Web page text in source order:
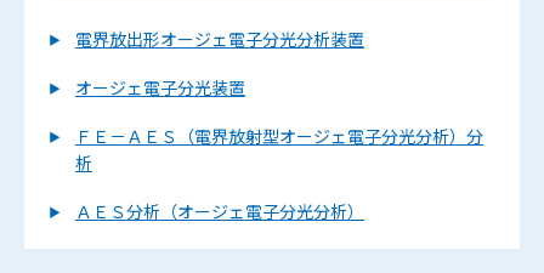
電界放出形オージェ電子分光分析装置
オージェ電子分光装置
ＦＥ－ＡＥＳ（電界放射型オージェ電子分光分析）分
析
ＡＥＳ分析（オージェ電子分光分析）